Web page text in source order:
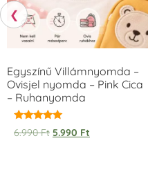
❮
Egyszínű Villámnyomda –
Ovisjel nyomda – Pink Cica
– Ruhanyomda
Értékelés:
5.00
6.990Ft 5.990 Ft